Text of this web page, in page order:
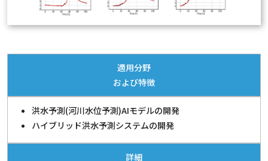
適用分野
および特徴
洪水予測(河川水位予測)AIモデルの開発
ハイブリッド洪水予測システムの開発
詳細